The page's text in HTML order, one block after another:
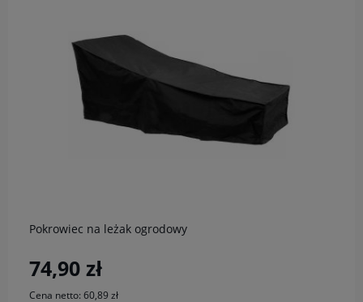
Pokrowiec na leżak ogrodowy
74,90 zł
Cena netto: 60,89 zł